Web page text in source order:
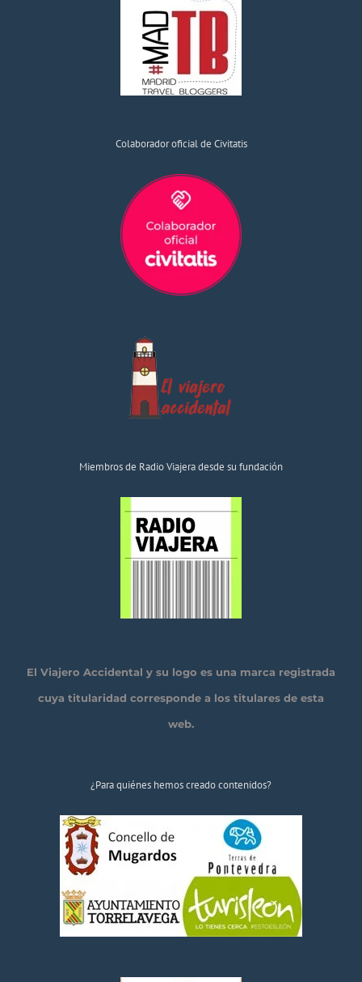
Colaborador oficial de Civitatis
Miembros de Radio Viajera desde su fundación
El Viajero Accidental y su logo es una marca registrada
cuya titularidad corresponde a los titulares de esta
web.
¿Para quiénes hemos creado contenidos?